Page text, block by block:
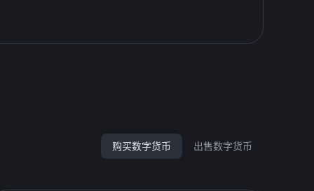
购买数字货币 出售数字货币